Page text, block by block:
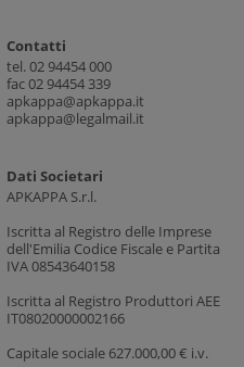
Contatti
tel. 02 94454 000
fac 02 94454 339
apkappa@apkappa.it
apkappa@legalmail.it
Dati Societari
APKAPPA S.r.l.
Iscritta al Registro delle Imprese
dell'Emilia Codice Fiscale e Partita
IVA 08543640158
Iscritta al Registro Produttori AEE
IT08020000002166
Capitale sociale 627.000,00 € i.v.